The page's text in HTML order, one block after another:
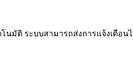
มัติ ระบบสามารถส่งการแจ้งเตือ